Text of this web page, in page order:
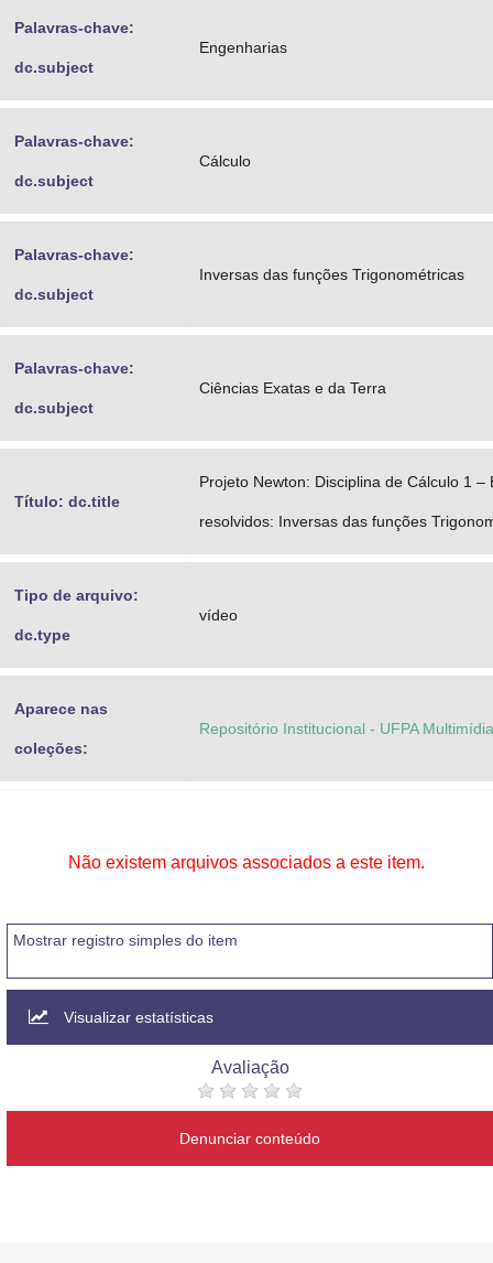
Palavras-chave:
dc.subject
Engenharias
Palavras-chave:
dc.subject
Cálculo
Palavras-chave:
dc.subject
Inversas das funções Trigonométricas
Palavras-chave:
dc.subject
Ciências Exatas e da Terra
Título: dc.title
Projeto Newton: Disciplina de Cálculo 1 –
resolvidos: Inversas das funções
Tipo de arquivo:
dc.type
vídeo
Aparece nas
coleções:
Repositório Institucional - UFPA Multimídia
Não existem arquivos associados a este item.
Mostrar registro simples do item
Visualizar estatísticas
Avaliação
Denunciar conteúdo